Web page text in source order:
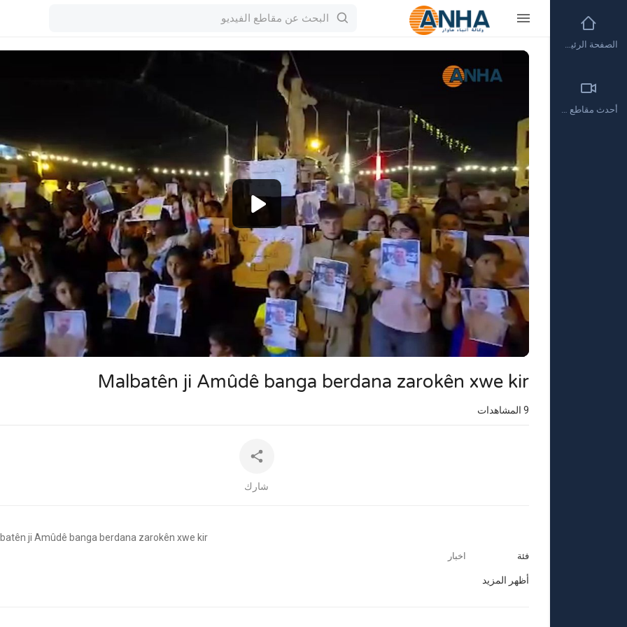
Video
1080p
360p
240p
Malbatên ji Amûdê banga berdana zarokên xwe kir
9 المشاهدات
شارك
ji Amûdê banga berdana zarokên xwe kir
فئة اخبار
أظهر المزيد
الصفحة الرئيسية
أحدث مقاطع الفيديو